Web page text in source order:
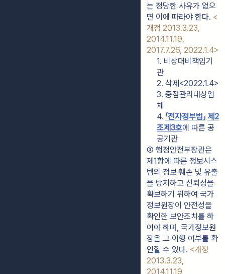
는 정당한 사유가 없으
면 이에 따라야 한다. <
개정 2013.3.23,
2014.11.19,
2017.7.26, 2022.1.4>
1. 비상대비책임기
관
2. 삭제<2022.1.4>
3. 중점관리대상업
체
4. 「전자정부법」 제2
조제3호에 따른 공
공기관
③ 행정안전부장관은
제1항에 따른 정보시스
템의 정보 훼손 및 유출
을 방지하고 신뢰성을
확보하기 위하여 국가
정보원장이 안전성을
확인한 보안조치를 하
여야 하며, 국가정보원
장은 그 이행 여부를 확
인할 수 있다. <개정
2013.3.23,
2014.11.19,